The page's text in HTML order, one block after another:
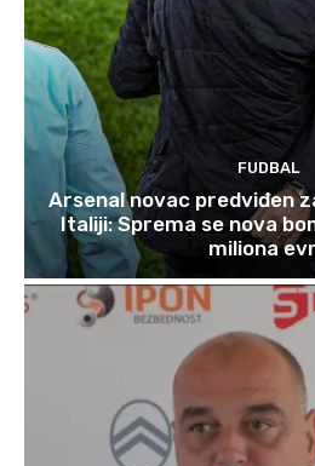
FUDBAL
Arsenal novac predviđen
Italiji: Sprema se nova
miliona